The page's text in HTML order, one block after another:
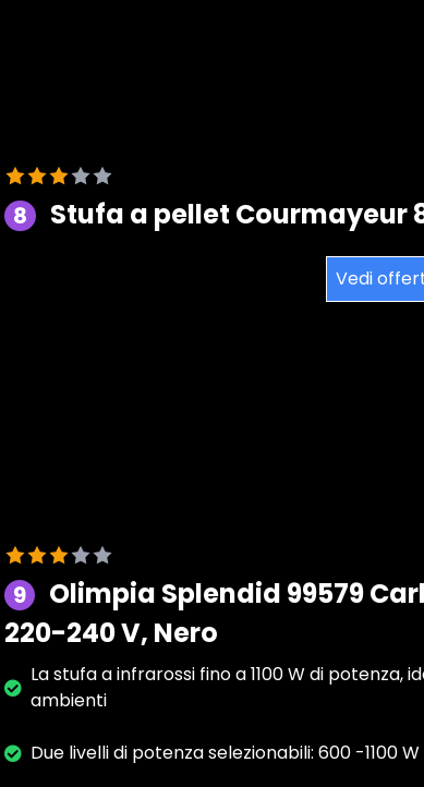
8 Stufa a pellet Courmayeur
Vedi
9
Olimpia Splendid 99579
220-240 V, Nero
La stufa a infrarossi fino a 1100 W di
ambienti
Due livelli di potenza selezionabili: 600 -1100 W